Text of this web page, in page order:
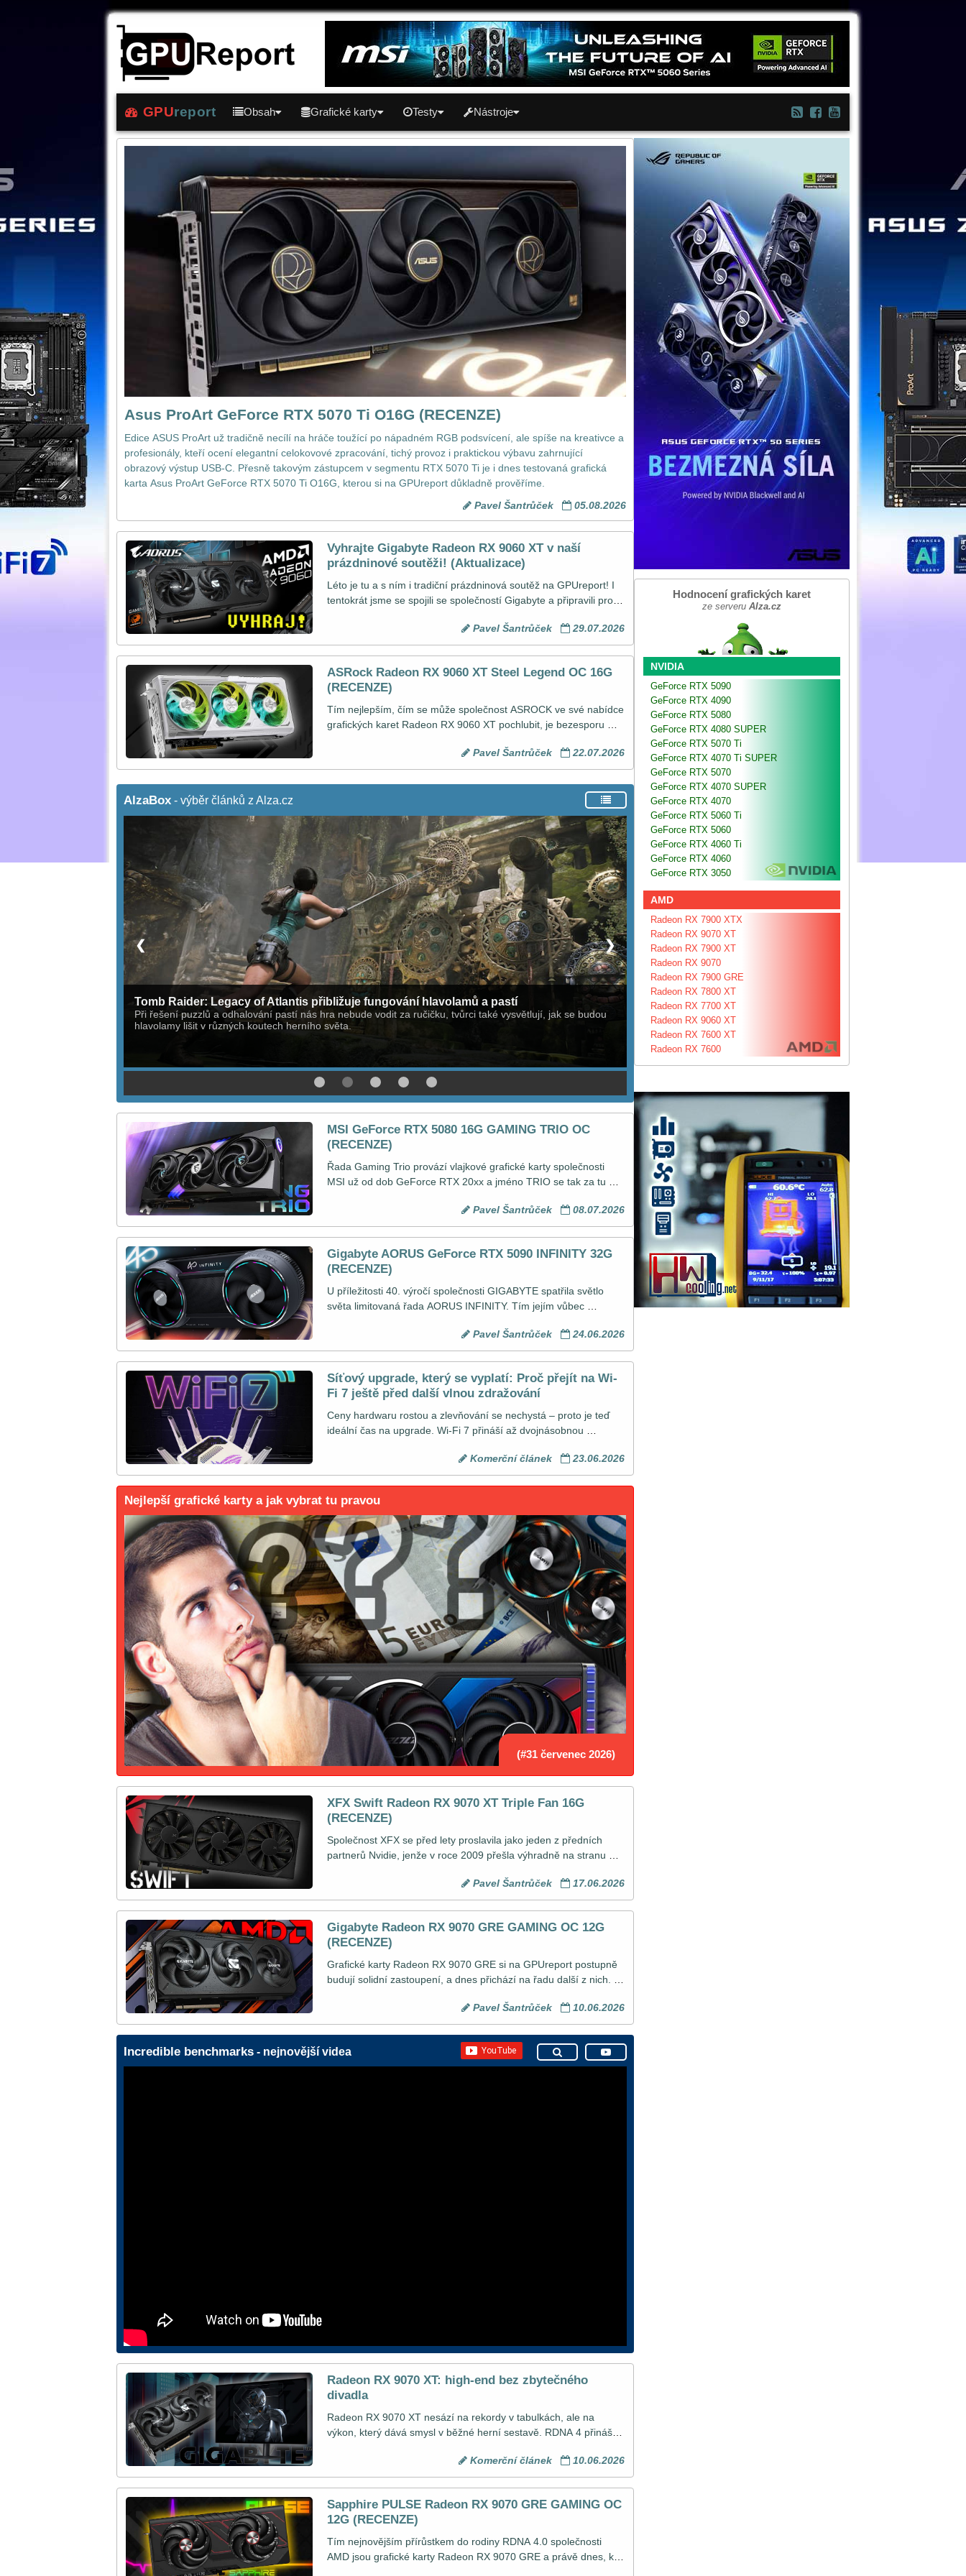
GPUreport Obsah Grafické karty Testy Nástroje
Asus ProArt GeForce RTX 5070 Ti O16G (RECENZE)
Edice ASUS ProArt už tradičně necílí na hráče toužící po nápadném RGB podsvícení, ale spíše na kreativce a
profesionály, kteří ocení elegantní celokovové zpracování, tichý provoz i praktickou výbavu zahrnující
obrazový výstup USB-C. Přesně takovým zástupcem v segmentu RTX 5070 Ti je i dnes testovaná grafická
karta Asus ProArt GeForce RTX 5070 Ti O16G, kterou si na GPUreport důkladně prověříme.
Pavel Šantrůček
05.08.2026
Vyhrajte Gigabyte Radeon RX 9060 XT v naší
prázdninové soutěži! (Aktualizace)
Léto je tu a s ním i tradiční prázdninová soutěž na GPUreport! I
tentokrát jsme se spojili se společností Gigabyte a připravili pro
9060 XT GAMING OC 16G. Pokud tedy sníte o grafické kartě s
kapacitou paměti, která by zvládla i ty náročnější herní tituly
usměje štěstí!
Pavel Šantrůček 29.07.2026
ASRock Radeon RX 9060 XT Steel Legend OC 16G
(RECENZE)
Tím nejlepším, čím se může společnost ASROCK ve své nabídce
grafických karet Radeon RX 9060 XT pochlubit, je bezesporu
16G, která toho nabízí opravdu hodně, a to včetně 16 GB
grafické paměti. Jak se této kartě vedlo v testech na GPUreport a
jestli by se vám její pořízení vyplatilo, to se můžete dozvědět
Pavel Šantrůček 22.07.2026
AlzaBox - výběr článků z Alza.cz
Tomb Raider: Legacy of Atlantis přibližuje fungování hlavolamů a pastí
Při řešení puzzlů a odhalování pastí nás hra nebude vodit za ručičku, tvůrci také vysvětlují, jak se budou
hlavolamy lišit v různých koutech herního světa.
❮ ❯
MSI GeForce RTX 5080 16G GAMING TRIO OC
(RECENZE)
Řada Gaming Trio provází vlajkové grafické karty společnosti
MSI už od dob GeForce RTX 20xx a jméno TRIO se tak za tu
Grafická karta MSI GeForce RTX 5080 16G GAMING TRIO OC
na tuto tradici navazuje a patří k nejvybavenějším kartám své
dozvědět právě v této recenzi na GPUreport.
Pavel Šantrůček 08.07.2026
Gigabyte AORUS GeForce RTX 5090 INFINITY 32G
(RECENZE)
U příležitosti 40. výročí společnosti GIGABYTE spatřila světlo
světa limitovaná řada AORUS INFINITY. Tím jejím vůbec
AORUS GeForce RTX 5090 INFINITY 32G. Co všechno tento
futuristicky vyhlížející kousek hardware s nepřehlédnutelným
GPUreport, se dozvíte právě v této recenzi.
Pavel Šantrůček 24.06.2026
Síťový upgrade, který se vyplatí: Proč přejít na Wi-
Fi 7 ještě před další vlnou zdražování
Ceny hardwaru rostou a zlevňování se nechystá – proto je teď
ideální čas na upgrade. Wi-Fi 7 přináší až dvojnásobnou
MLO. Routery ASUS to vše zvládají s podporou Mesh sítí,
adaptivního QoS i bezplatným zabezpečením AiProtection.
Komerční článek 23.06.2026
Nejlepší grafické karty a jak vybrat tu pravou
(#31 červenec 2026)
XFX Swift Radeon RX 9070 XT Triple Fan 16G
(RECENZE)
Společnost XFX se před lety proslavila jako jeden z předních
partnerů Nvidie, jenže v roce 2009 přešla výhradně na stranu
grafických karet Radeon RX 9070 XT pak model Swift
představuje tu dostupnější volbu, a jedním z jeho zástupců je
dnešní recenzi na GPUreport důkladně proklepneme.
Pavel Šantrůček 17.06.2026
Gigabyte Radeon RX 9070 GRE GAMING OC 12G
(RECENZE)
Grafické karty Radeon RX 9070 GRE si na GPUreport postupně
budují solidní zastoupení, a dnes přichází na řadu další z nich.
sází na osvědčený systém chlazení WINDFORCE se třemi
protiběžnými ventilátory HAWK FAN a výbavu, které lze jen těžko
co vytknout. Co všechno tato GAMING nabízí a jak si vedla v
testech, se dozvíte právě v této recenzi.
Pavel Šantrůček 10.06.2026
Incredible benchmarks - nejnovější videa
Radeon RX 9070 XT: high-end bez zbytečného
divadla
Radeon RX 9070 XT nesází na rekordy v tabulkách, ale na
výkon, který dává smysl v běžné herní sestavě. RDNA 4 přináší
GB VRAM a výrazně lepší ray tracing než dřív. V modelech
GIGABYTE se z ní stává praktický high-end pro hráče, kteří chtějí
cenu.
Komerční článek 10.06.2026
Sapphire PULSE Radeon RX 9070 GRE GAMING OC
12G (RECENZE)
Tím nejnovějším přírůstkem do rodiny RDNA 4.0 společnosti
AMD jsou grafické karty Radeon RX 9070 GRE a právě dnes, kdy
Hodnocení grafických karet
ze serveru Alza.cz
NVIDIA
GeForce RTX 5090
GeForce RTX 4090
GeForce RTX 5080
GeForce RTX 4080 SUPER
GeForce RTX 5070 Ti
GeForce RTX 4070 Ti SUPER
GeForce RTX 5070
GeForce RTX 4070 SUPER
GeForce RTX 4070
GeForce RTX 5060 Ti
GeForce RTX 5060
GeForce RTX 4060 Ti
GeForce RTX 4060
GeForce RTX 3050
AMD
Radeon RX 7900 XTX
Radeon RX 9070 XT
Radeon RX 7900 XT
Radeon RX 9070
Radeon RX 7900 GRE
Radeon RX 7800 XT
Radeon RX 7700 XT
Radeon RX 9060 XT
Radeon RX 7600 XT
Radeon RX 7600